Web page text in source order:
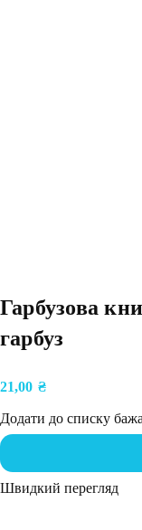
Гарбузова
гарбуз
21,00 ₴
Додати до списку
Швидкий перегляд